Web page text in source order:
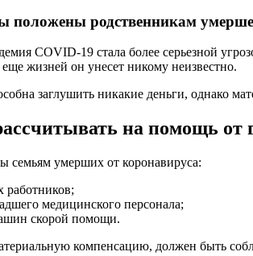
положены родственникам
COVID-19 стала более серьезной
еще жизней он унесет никому неизвестно.
заглушить никакие деньги, однако
на помощь от
семьям умерших от коронавируса:
работников;
медицинского персонала;
скорой помощи.
компенсацию, должен быть